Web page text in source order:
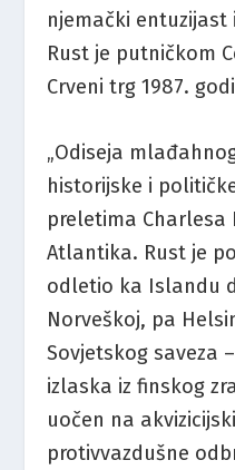
njemački
Rust je putničkom
Crveni trg 1987.
„Odiseja
historijske i
preletima Charlesa
Atlantika. Rust je
odletio ka Islandu
Norveškoj, pa
Sovjetskog saveza
izlaska iz finskog
uočen na
protivvazdušne